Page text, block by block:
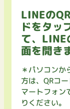
LINEの
ドをタッ
て、LINE
面を開き
＊パソコンか
方は、QRコ
マートフォン
りください。